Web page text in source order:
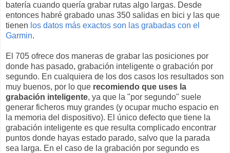
batería cuando quería grabar rutas algo largas. Desde
entonces habré grabado unas 350 salidas en bici y las que
tienen los datos más exactos son las grabadas con el
Garmin.
El 705 ofrece dos maneras de grabar las posiciones por
donde has pasado, grabación inteligente o grabación por
segundo. En cualquiera de los dos casos los resultados son
muy buenos, por lo que recomiendo que uses la
grabación inteligente, ya que la "por segundo" suele
generar ficheros muy grandes (y ocupar mucho espacio en
la memoria del dispositivo). El único defecto que tiene la
grabación inteligente es que resulta complicado encontrar
puntos donde hayas estado parado, salvo que la parada
sea larga. En el caso de la grabación por segundo es